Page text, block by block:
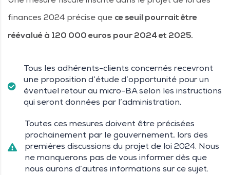
finances 2024 précise que ce seuil pourrait être
réévalué à 120 000 euros pour 2024 et 2025.
Tous les adhérents-clients concernés recevront
une proposition d’étude d’opportunité pour un
éventuel retour au micro-BA selon les instructions
qui seront données par l’administration.
Toutes ces mesures doivent être précisées
prochainement par le gouvernement, lors des
premières discussions du projet de loi 2024. Nous
ne manquerons pas de vous informer dès que
nous aurons d’autres informations sur ce sujet.